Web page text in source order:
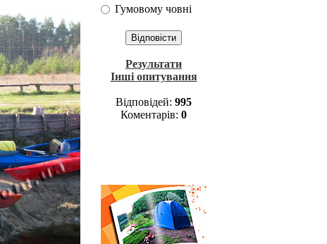
Гумовому човні
Результати
Інші опитування
Відповідей: 995
Коментарів: 0